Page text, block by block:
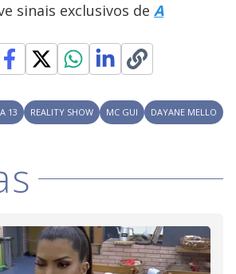
i
d
e
o
sinais exclusivos de A
13 REALITY SHOW MC GUI DAYANE MELLO